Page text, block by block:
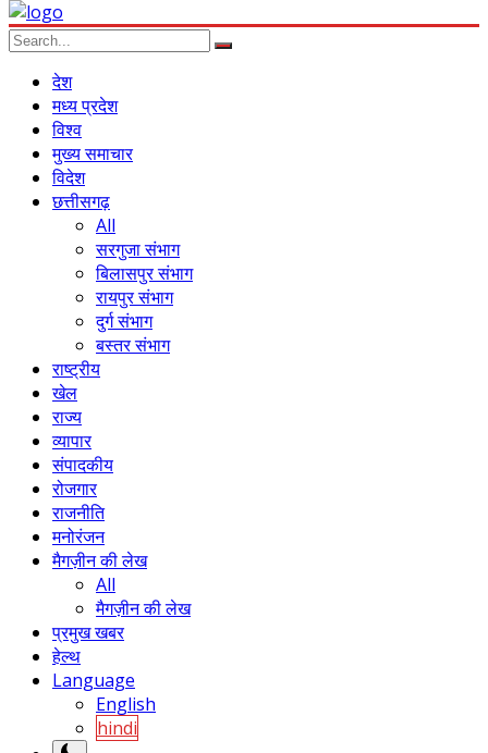
देश
मध्य प्रदेश
विश्व
मुख्य समाचार
विदेश
छत्तीसगढ़
All
सरगुजा संभाग
बिलासपुर संभाग
रायपुर संभाग
दुर्ग संभाग
बस्तर संभाग
राष्ट्रीय
खेल
राज्य
व्यापार
संपादकीय
रोजगार
राजनीति
मनोरंजन
मैगज़ीन की लेख
All
मैगज़ीन की लेख
प्रमुख खबर
हेल्थ
Language
English
hindi